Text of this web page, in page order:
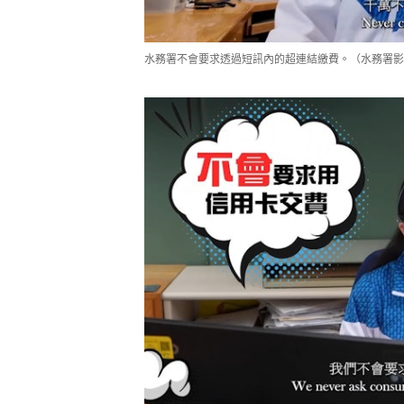
水務署不會要求透過短訊內的超連結繳費。（水務署